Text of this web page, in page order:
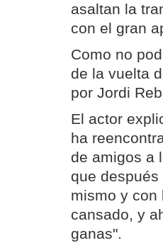
asaltan la
con el gran
Como no
de la vuelta
por Jordi
El actor
ha
de amigos a
que
mismo y con
cansado, y
ganas".